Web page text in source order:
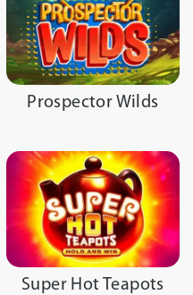
Prospector Wilds
Super Hot Teapots